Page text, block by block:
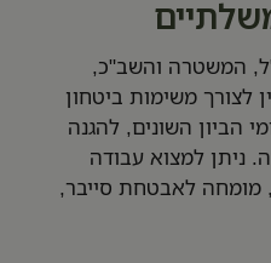
המשטרה והשב"כ,
לצורך משימות ביטחון
הביון השונים, להגנה
ניתן למצוא עבודה
מומחה לאבטחת סייבר,